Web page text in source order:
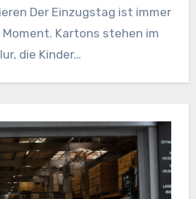
Der Einzugstag ist immer
Kartons stehen im
die Kinder…